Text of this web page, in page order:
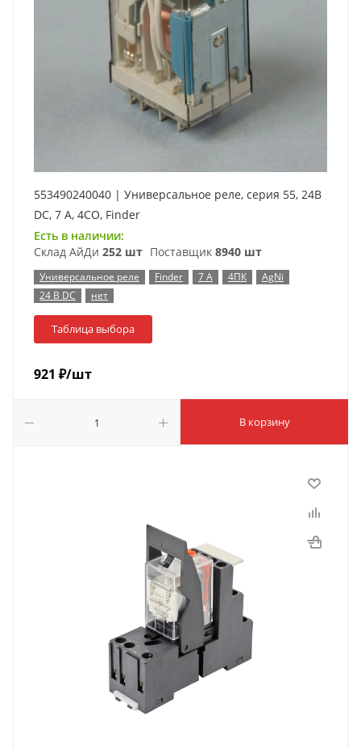
553490240040 | Универсальное реле, серия 55, 24В
DC, 7 А, 4CO, Finder
Есть в наличии:
Склад АйДи 252 шт Поставщик 8940 шт
Универсальное реле Finder 7 А 4ПК
AgNi
24 В DC
нет
Таблица выбора
921 ₽/шт
В корзину